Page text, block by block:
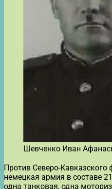
Шевченко Иван
Против Северо-Кавказского
немецкая армия в составе
одна танковая, одна